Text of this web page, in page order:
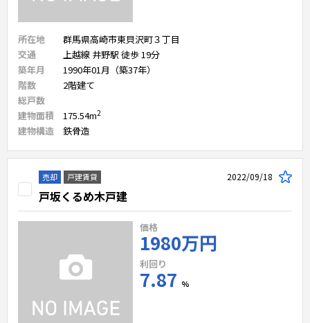
所在地
群馬県高崎市東貝沢町３丁目
交通
上越線 井野駅 徒歩 19分
築年月
1990年01月（築37年）
階数
2階建て
総戸数
建物面積
175.54m2
建物構造 鉄骨造
売却 戸建賃貸
戸坂くるめ木戸建
2022/09/18
価格
1980万円
利回り
7.87 %